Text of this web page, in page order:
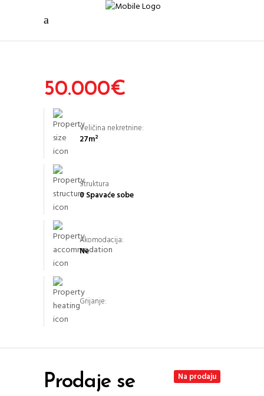
50.000€
Veličina nekretnine:
27m²
Struktura
0 Spavaće sobe
Akomodacija:
Ne
Grijanje:
Prodaje se
Na prodaju